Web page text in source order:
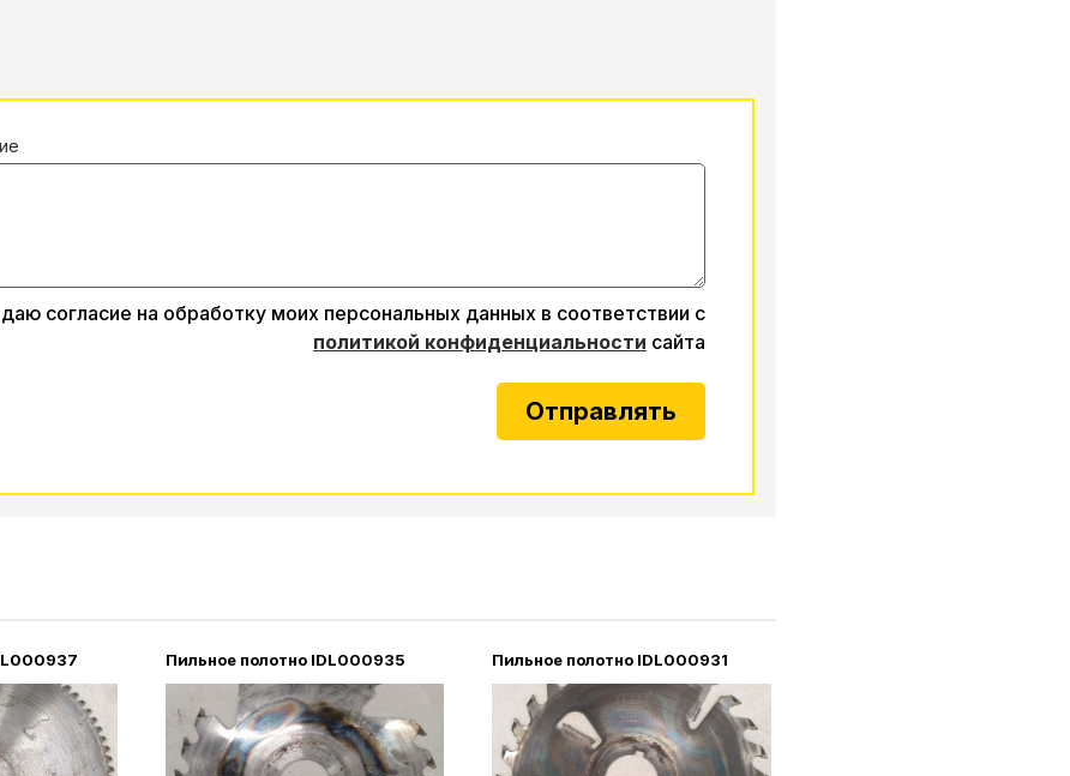
даю согласие на обработку моих персональных данных в соответствии с
политикой конфиденциальности сайта
Отправлять
Пильное полотно IDL000935 Пильное полотно IDL000931